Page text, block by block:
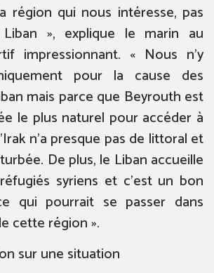
région qui nous intéresse, pas
», explique le marin au
impressionnant. « Nous n’y
pour la cause des
mais parce que Beyrouth est
le plus naturel pour accéder à
n’a presque pas de littoral et
De plus, le Liban accueille
syriens et c’est un bon
qui pourrait se passer dans
cette région ».
sur une situation